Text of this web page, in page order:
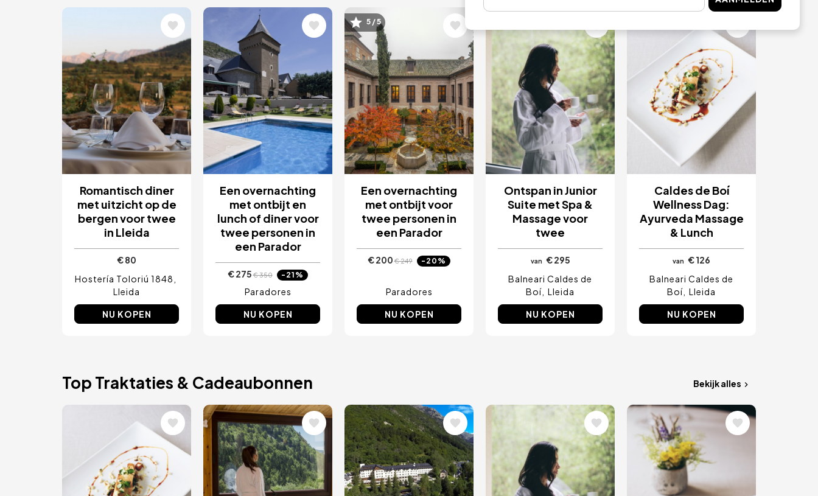
Romantisch diner
met uitzicht op de
bergen voor twee
in Lleida
€ 80
Hostería Toloriú 1848
Lleida
NU KOPEN
Afbeelding
Een overnachting
met ontbijt en
lunch of diner voor
twee personen in
een Parador
€ 275€ 350 -21%
Paradores
NU KOPEN
Afbeelding
5 / 5
Een overnachting
met ontbijt voor
twee personen in
een Parador
€ 200€ 249 -20%
Paradores
NU KOPEN
Ontspan in Junior
Suite met Spa &
Massage voor
twee
van € 295
Balneari Caldes de
Boí Lleida
NU KOPEN
Caldes de Boí
Wellness Dag:
Ayurveda Massage
& Lunch
van
€ 126
Balneari Caldes de
Boí Lleida
NU KOPEN
Top Traktaties & Cadeaubonnen Bekijk alles
Afbeelding Afbeelding Afbeelding Afbeelding Afbeelding